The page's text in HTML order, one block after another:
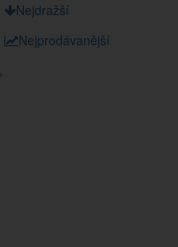
Nejdražší
Nejprodávanější